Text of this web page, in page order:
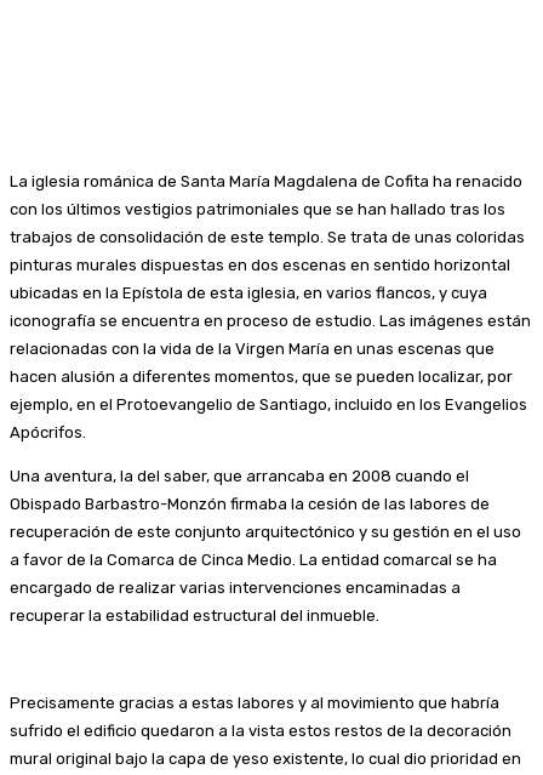
La iglesia románica de Santa María Magdalena de Cofita ha renacido
con los últimos vestigios patrimoniales que se han hallado tras los
trabajos de consolidación de este templo. Se trata de unas coloridas
pinturas murales dispuestas en dos escenas en sentido horizontal
ubicadas en la Epístola de esta iglesia, en varios flancos, y cuya
iconografía se encuentra en proceso de estudio. Las imágenes están
relacionadas con la vida de la Virgen María en unas escenas que
hacen alusión a diferentes momentos, que se pueden localizar, por
ejemplo, en el Protoevangelio de Santiago, incluido en los Evangelios
Apócrifos.
Una aventura, la del saber, que arrancaba en 2008 cuando el
Obispado Barbastro-Monzón firmaba la cesión de las labores de
recuperación de este conjunto arquitectónico y su gestión en el uso
a favor de la Comarca de Cinca Medio. La entidad comarcal se ha
encargado de realizar varias intervenciones encaminadas a
recuperar la estabilidad estructural del inmueble.
Precisamente gracias a estas labores y al movimiento que habría
sufrido el edificio quedaron a la vista estos restos de la decoración
mural original bajo la capa de yeso existente, lo cual dio prioridad en